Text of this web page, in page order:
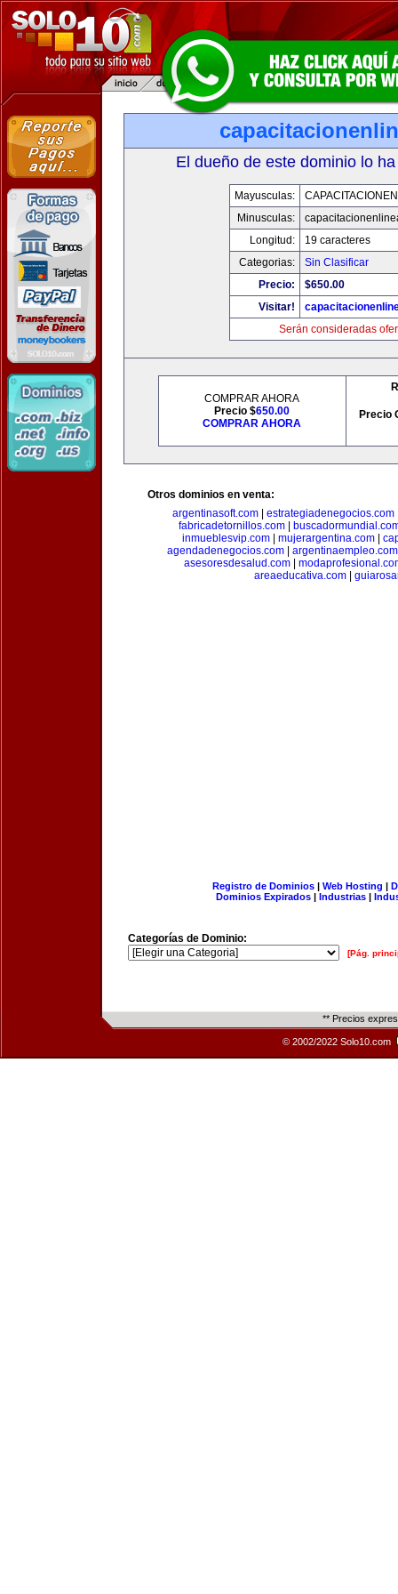
El dueño de este dominio lo
Mayusculas:
Minusculas:
Longitud:
19 caracteres
Categorias:
Sin Clasificar
Precio:
$650.00
Visitar!
Serán consideradas
COMPRAR AHORA
Precio $650.00
COMPRAR AHORA
Precio
Otros dominios en venta:
argentinasoft.com| estrategiadenegocios.com
fabricadetornillos.com
inmueblesvip.com
mujerargentina.com
agendadenegocios.com| argentinaempleo.com
asesoresdesalud.com|
areaeducativa.com|
Registro de Dominios| Web Hosting |
Dominios Expirados | Industrias |
Categorías de Dominio:
[Pág.
** Precios
© 2002/2022 Solo10.com